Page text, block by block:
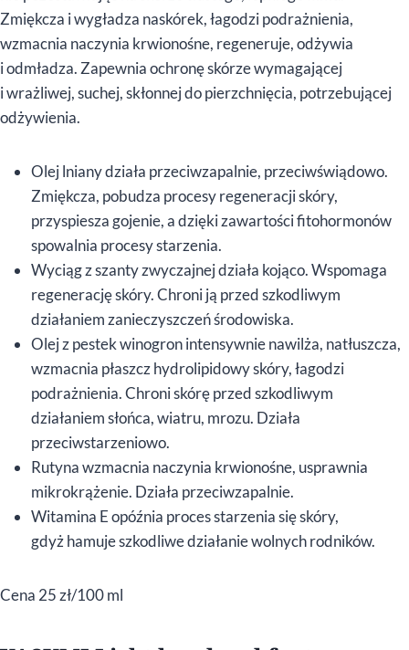
Zmiękcza i wygładza naskórek, łagodzi podrażnienia,
wzmacnia naczynia krwionośne, regeneruje, odżywia
i odmładza. Zapewnia ochronę skórze wymagającej
i wrażliwej, suchej, skłonnej do pierzchnięcia, potrzebującej
odżywienia.
Olej lniany działa przeciwzapalnie, przeciwświądowo.
Zmiękcza, pobudza procesy regeneracji skóry,
przyspiesza gojenie, a dzięki zawartości fitohormonów
spowalnia procesy starzenia.
Wyciąg z szanty zwyczajnej działa kojąco. Wspomaga
regenerację skóry. Chroni ją przed szkodliwym
działaniem zanieczyszczeń środowiska.
Olej z pestek winogron intensywnie nawilża, natłuszcza,
wzmacnia płaszcz hydrolipidowy skóry, łagodzi
podrażnienia. Chroni skórę przed szkodliwym
działaniem słońca, wiatru, mrozu. Działa
przeciwstarzeniowo.
Rutyna wzmacnia naczynia krwionośne, usprawnia
mikrokrążenie. Działa przeciwzapalnie.
Witamina E opóźnia proces starzenia się skóry,
gdyż hamuje szkodliwe działanie wolnych rodników.
Cena 25 zł/100 ml